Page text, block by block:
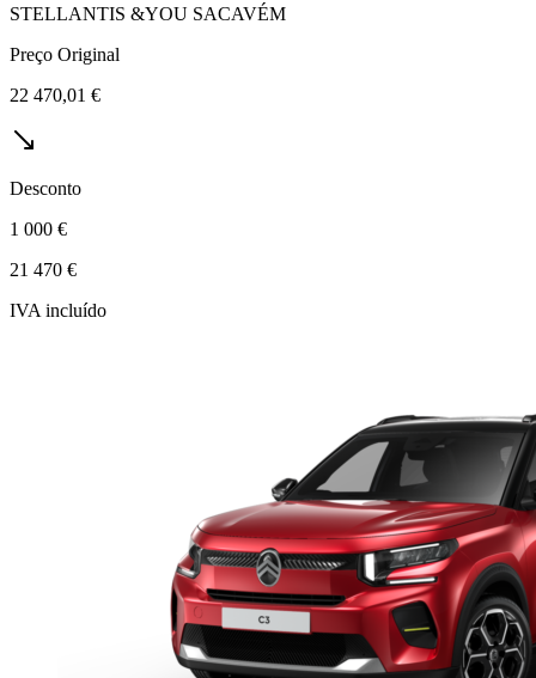
STELLANTIS &YOU SACAVÉM
Preço Original
22 470,01 €
Desconto
1 000 €
21 470 €
IVA incluído